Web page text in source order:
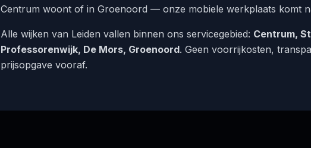
Centrum woont of in Groenoord — onze mobiele werkplaats komt
Alle wijken van Leiden vallen binnen ons servicegebied: Centrum,
Professorenwijk, De Mors, Groenoord. Geen voorrijkosten,
prijsopgave vooraf.